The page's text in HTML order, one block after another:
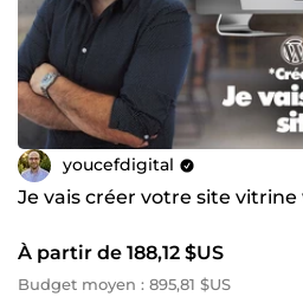
youcefdigital
Je vais créer votre site
À partir de 188,12 $US
Budget moyen : 895,81 $US